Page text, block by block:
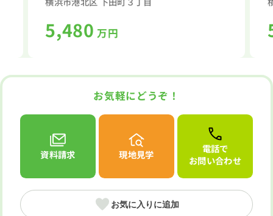
5,480 万円
お気軽にどうぞ！
資料請求 現地見学
電話で
お問い合わせ
お気に入りに追加